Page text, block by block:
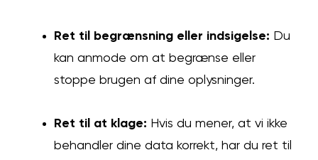
Ret til begrænsning eller indsigelse: Du
kan anmode om at begrænse eller
stoppe brugen af dine oplysninger.
Ret til at klage: Hvis du mener, at vi ikke
behandler dine data korrekt, har du ret til